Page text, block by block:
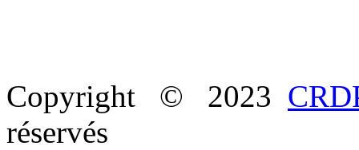
Copyright © 2023
réservés